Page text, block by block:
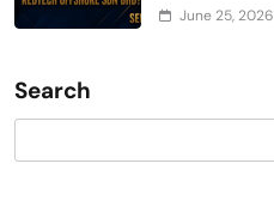
June 25, 2026
Search